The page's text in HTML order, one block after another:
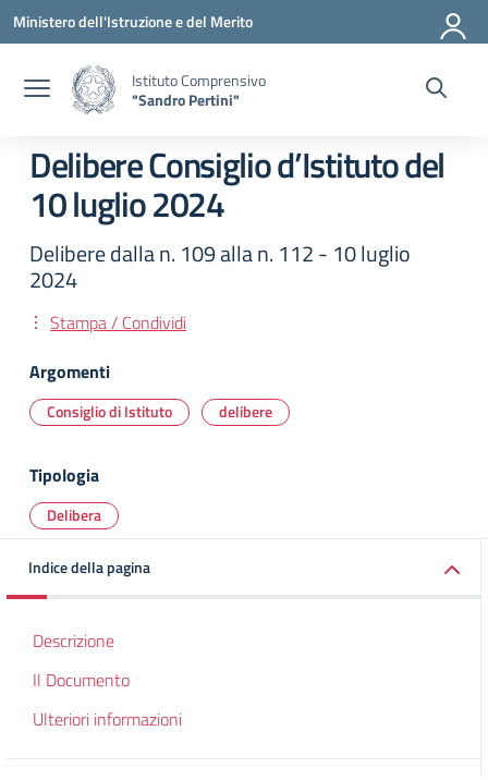
Vai ai contenuti
Vai al menu di navigazione
Vai al footer
Ministero dell'Istruzione e del Merito
Istituto Comprensivo
"Sandro Pertini"
Delibere Consiglio d’Istituto del
10 luglio 2024
Delibere dalla n. 109 alla n. 112 - 10 luglio
2024
Stampa / Condividi
Argomenti
Consiglio di Istituto delibere
Tipologia
Delibera
Indice della pagina
Descrizione
Il Documento
Ulteriori informazioni